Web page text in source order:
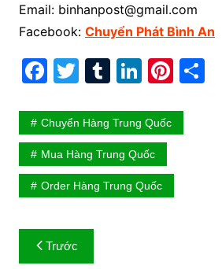
Email: binhanpost@gmail.com
Facebook: Chuyển Phát Bình An
F
c
e
b
o
o
k
T
itt
er
T
m
bl
r
Li
k
e
dI
n
Pi
er
st
S
Chuyển Hàng Trung Quốc
Mua Hàng Trung Quốc
Order Hàng Trung Quốc
Điều
hướng
Trước